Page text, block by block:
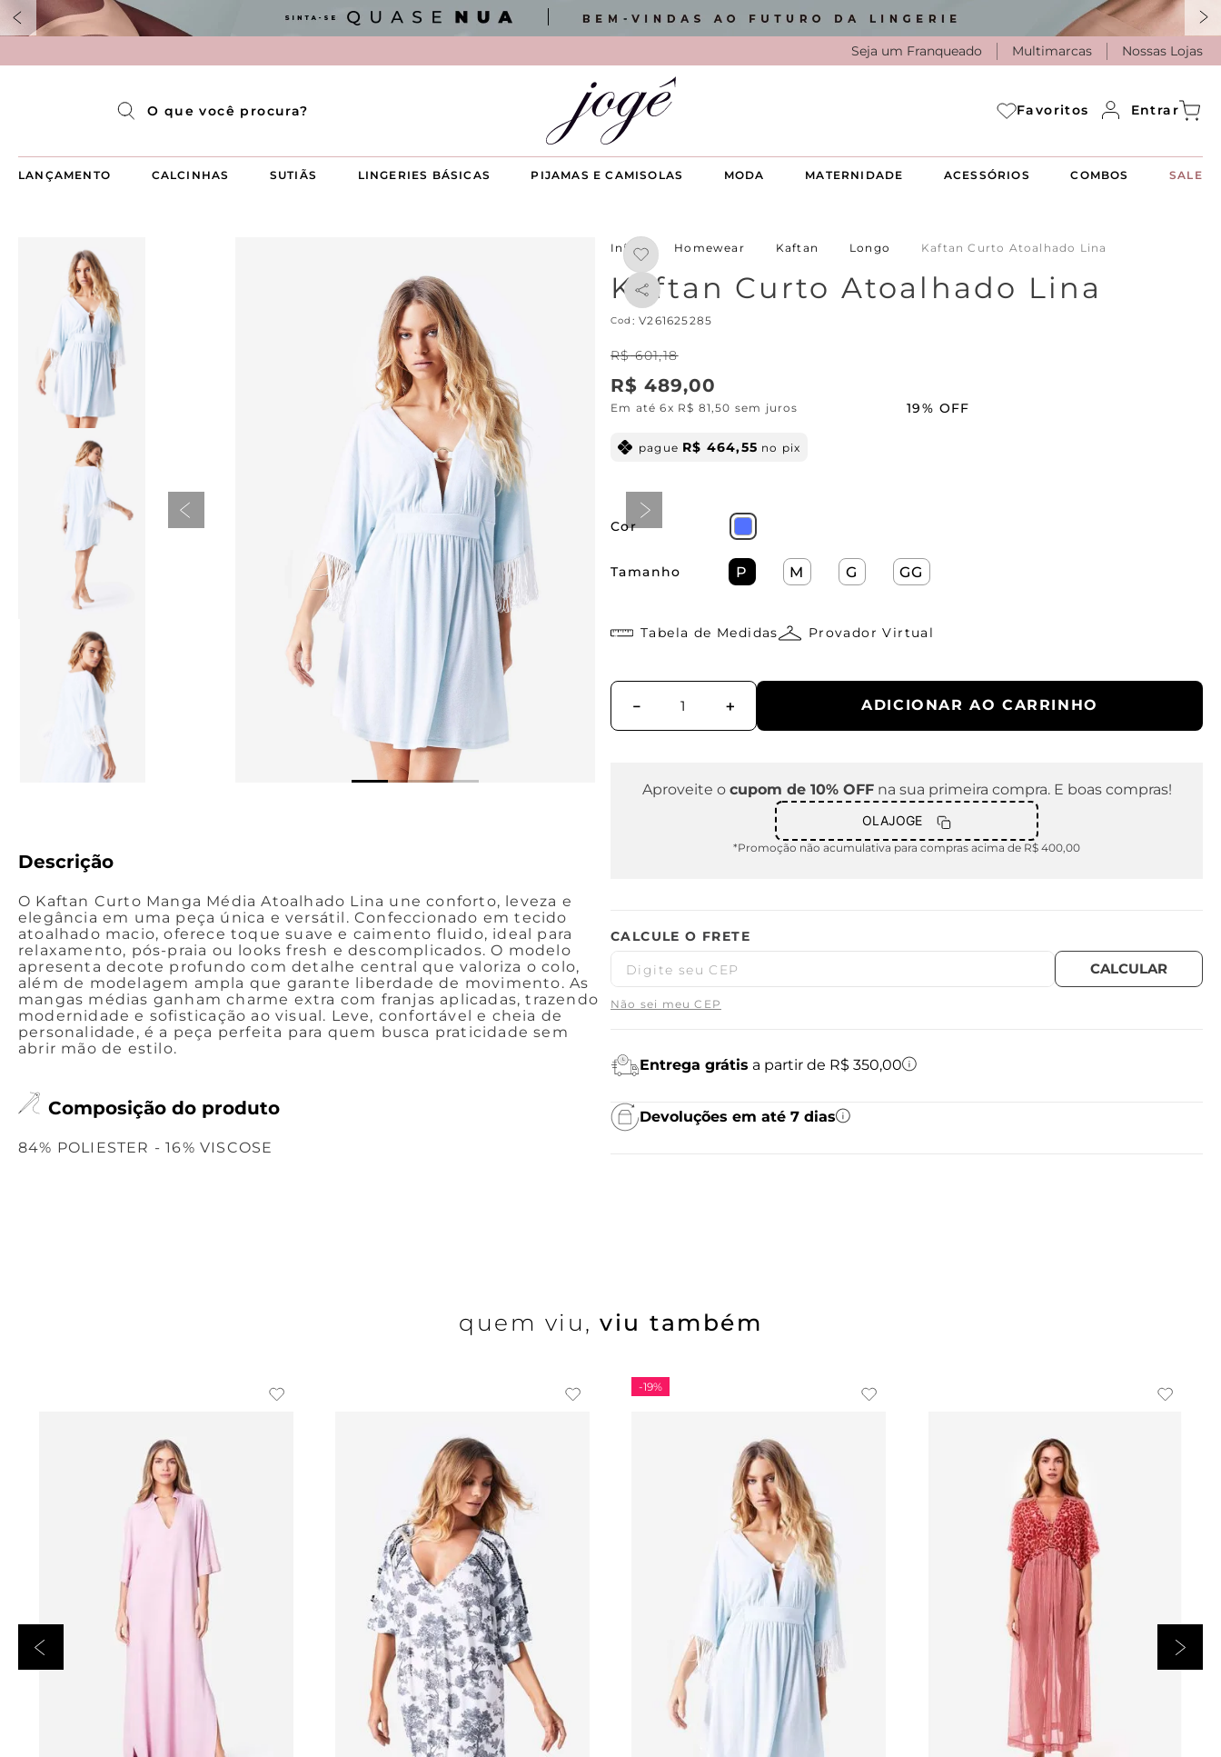
Seja um Franqueado Multimarcas Nossas Lojas
Favoritos Entrar
LANÇAMENTO CALCINHAS SUTIÃS LINGERIES BÁSICAS PIJAMAS E CAMISOLAS MODA MATERNIDADE ACESSÓRIOS COMBOS SALE
Pijama Longo Americado Aberto Luma
Pijama Capri Aberto
Pijama Curto Aberto
Descrição
O Kaftan Curto Manga Média Atoalhado Lina une conforto, leveza e
elegância em uma peça única e versátil. Confeccionado em tecido
atoalhado macio, oferece toque suave e caimento fluido, ideal para
relaxamento, pós-praia ou looks fresh e descomplicados. O modelo
apresenta decote profundo com detalhe central que valoriza o colo,
além de modelagem ampla que garante liberdade de movimento. As
mangas médias ganham charme extra com franjas aplicadas, trazendo
modernidade e sofisticação ao visual. Leve, confortável e cheia de
personalidade, é a peça perfeita para quem busca praticidade sem
abrir mão de estilo.
Composição do produto
84% POLIESTER - 16% VISCOSE
Homewear Kaftan Longo Kaftan Curto Atoalhado Lina
Kaftan Curto Atoalhado Lina
: V261625285
R$ 601,18
R$ 489,00
Em até6x R$ 81,50 sem juros 19% OFF
pague R$ 464,55 no pix
Cor
Tamanho P M G GG
Provador Virtual
Tabela de Medidas
＋
－ ADICIONAR AO CARRINHO
Aproveite o cupom de 10% OFFna sua primeira compra. E boas compras!
OLAJOGE
*Promoção não acumulativa para compras acima de R$ 400,00
Não sei meu CEP
Entrega grátis a partir de R$ 350,00
Devoluções em até 7 dias
quem viu, viu também
-19%